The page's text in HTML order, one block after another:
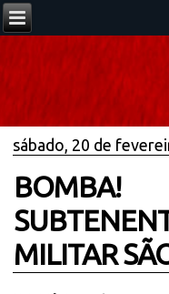
sábado, 20 de
MILITAR